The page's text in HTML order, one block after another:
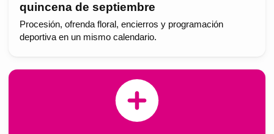
quincena de septiembre
Procesión, ofrenda floral, encierros y programación
deportiva en un mismo calendario.